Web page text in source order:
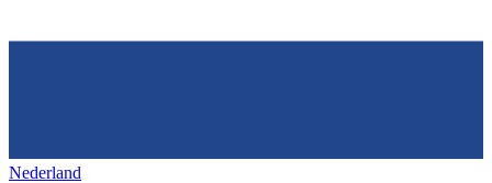
Nederland